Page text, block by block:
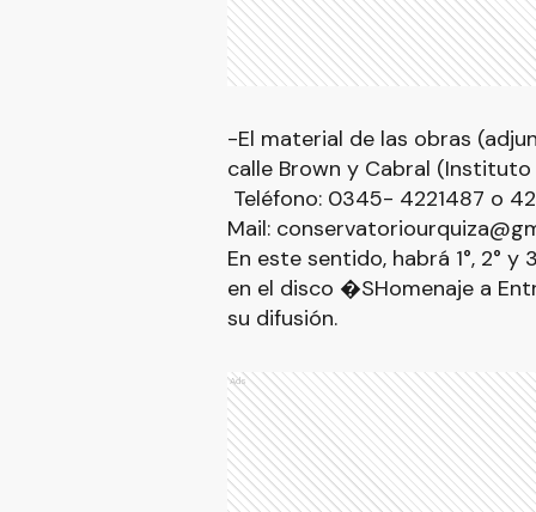
-El material de las obras
calle Brown y Cabral (Instituto
Teléfono: 0345- 4221487 o
Mail:
En este sentido, habrá 1°, 2°
en el disco �SHomenaje a
su difusión.
Ads